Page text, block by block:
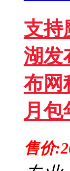
支持
湖发
布网
月包
售价